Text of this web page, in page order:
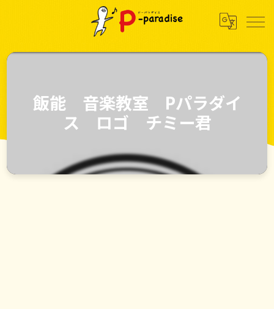
飯能 音楽教室 Pパラダイ
ス ロゴ チミー君